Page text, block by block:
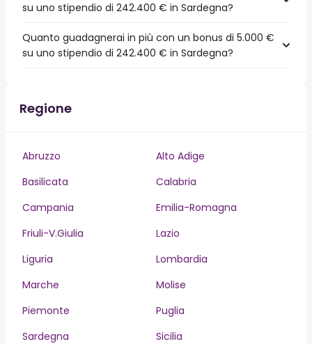
su uno stipendio di 242.400 € in Sardegna?
Quanto guadagnerai in più con un bonus di 5.000 €
su uno stipendio di 242.400 € in Sardegna?
Regione
Abruzzo
Alto Adige
Basilicata
Calabria
Campania
Emilia-Romagna
Friuli-V.Giulia
Lazio
Liguria
Lombardia
Marche
Molise
Piemonte
Puglia
Sardegna
Sicilia